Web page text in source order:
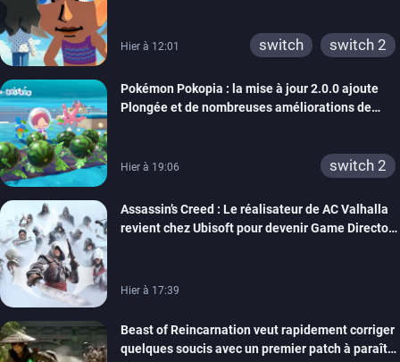
Hier à 12:01 switch switch 2
Pokémon Pokopia : la mise à jour 2.0.0 ajoute
Plongée et de nombreuses améliorations de
Hier à 19:06 switch 2
Assassin’s Creed : Le réalisateur de AC Valhalla
revient chez Ubisoft pour devenir Game Director
Hier à 17:39
Beast of Reincarnation veut rapidement corriger
quelques soucis avec un premier patch à paraître